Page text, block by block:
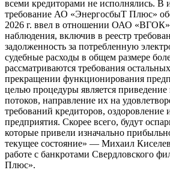
всеми кредиторами не исполнялись. В
требование АО «ЭнергосбыТ Плюс»
2026 г. ввел в отношении ОАО
наблюдения, включив в реестр
задолженность за потребленную
судебные расходы в общем размере
рассматриваются требования
прекращении функционирования
целью процедуры является
потоков, направление их на
требований кредиторов, оздоровление
предприятия. Скорее всего, будут
которые привели изначально
текущее состояние» — Михаил
работе с банкротами Свердловского
Плюс».